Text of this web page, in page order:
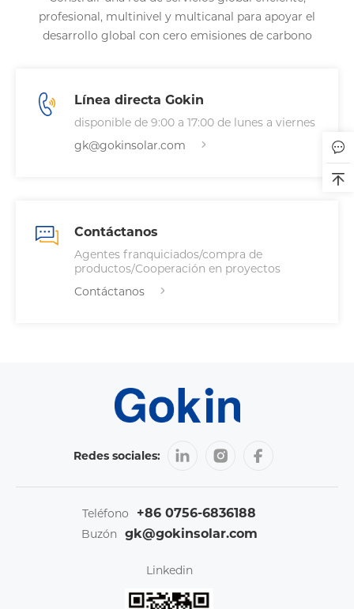
profesional, multinivel y multicanal para apoyar el
desarrollo global con cero emisiones de carbono
Línea directa Gokin
disponible de 9:00 a 17:00 de lunes a viernes
gk@gokinsolar.com
Contáctanos
Agentes franquiciados/compra de
productos/Cooperación en proyectos
Contáctanos
Redes sociales:
Teléfono +86 0756-6836188
Buzón gk@gokinsolar.com
Linkedin